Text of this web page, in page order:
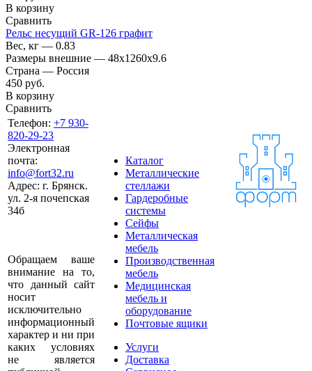
В корзину
Сравнить
Рельс несущий GR-126 графит
Вес, кг — 0.83
Размеры внешние — 48x1260x9.6
Страна — Россия
450 руб.
В корзину
Сравнить
Телефон: +7 930-
820-29-23
Электронная
почта:
info@fort32.ru
Адрес: г. Брянск.
ул. 2-я почепская
34б
Обращаем ваше
внимание на то,
что данный сайт
носит
исключительно
информационный
характер и ни при
каких условиях
не является
Каталог
Металлические
стеллажи
Гардеробные
системы
Сейфы
Металлическая
мебель
Производственная
мебель
Медицинская
мебель и
оборудование
Почтовые ящики
Услуги
Доставка